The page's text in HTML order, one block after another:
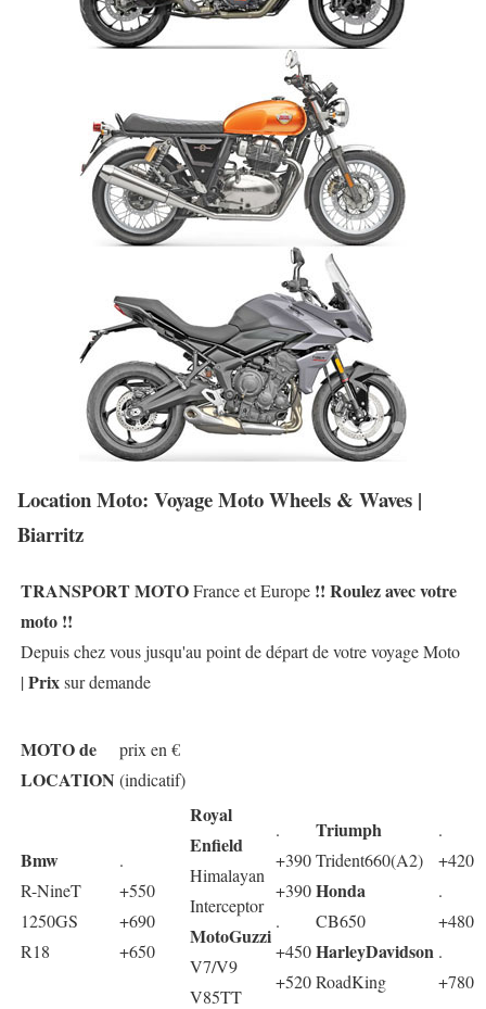
Location Moto: Voyage Moto Wheels & Waves |
Biarritz
TRANSPORT MOTOFrance et Europe !! Roulez avec votre
moto !!
Depuis chez vous jusqu'au point de départ de votre voyage Moto
|Prixsur demande
MOTO de
LOCATION
prix en €
(indicatif)
Bmw
R-NineT
1250GS
R18
.
+550
+690
+650
Royal
Enfield
Himalayan
Interceptor
MotoGuzzi
V7/V9
V85TT
.
+390
+390
.
+450
+520
Triumph
Trident660(A2)
Honda
CB650
HarleyDavidson
RoadKing
.
+420
.
+480
.
+780